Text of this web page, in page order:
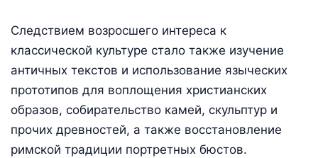
Следствием возросшего интереса к
классической культуре стало также изучение
античных текстов и использование языческих
прототипов для воплощения христианских
образов, собирательство камей, скульптур и
прочих древностей, а также восстановление
римской традиции портретных бюстов.